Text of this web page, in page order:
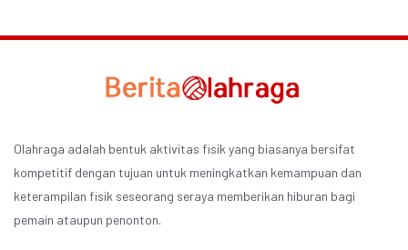
Olahraga adalah bentuk aktivitas fisik yang biasanya bersifat
kompetitif dengan tujuan untuk meningkatkan kemampuan dan
keterampilan fisik seseorang seraya memberikan hiburan bagi
pemain ataupun penonton.